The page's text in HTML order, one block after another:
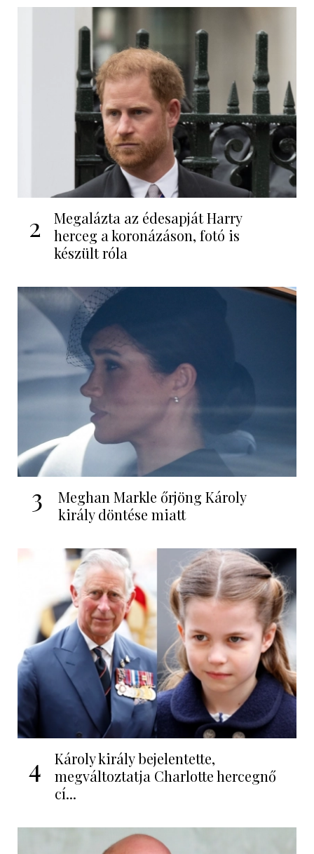
2
Megalázta az édesapját Harry
herceg a koronázáson, fotó is
készült róla
3
Meghan Markle őrjöng Károly
király döntése miatt
4
Károly király bejelentette,
megváltoztatja Charlotte hercegnő
cí...